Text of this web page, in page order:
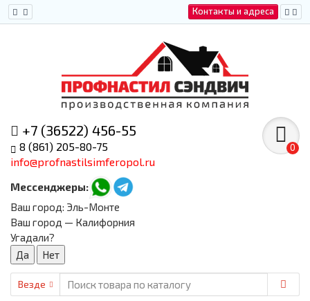
Контакты и адреса
+7 (36522) 456-55
8 (861) 205-80-75
info@profnastilsimferopol.ru
Мессенджеры:
0
Ваш город: Эль-Монте
Ваш город — Калифорния
Угадали?
Везде